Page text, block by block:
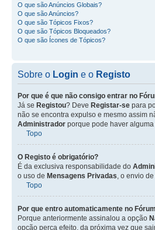
O que são Anúncios Globais?
O que são Anúncios?
O que são Tópicos Fixos?
O que são Tópicos Bloqueados?
O que são Ícones de Tópicos?
Sobre o Login e o Registo
Por que é que não consigo entrar no
Já se Registou? Deve Registar-se para
não se encontra expulso e mesmo assim
Administrador porque pode haver
Topo
O Registo é obrigatório?
É da exclusiva responsabilidade do
o uso de Mensagens Privadas, o envio de
Topo
Por que entro automaticamente no
Porque anteriormente assinalou a opção
opção perca efeito, da próxima vez que